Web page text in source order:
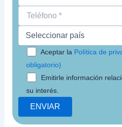
Aceptar la Política de
obligatorio)
Emitirle información
su interés.